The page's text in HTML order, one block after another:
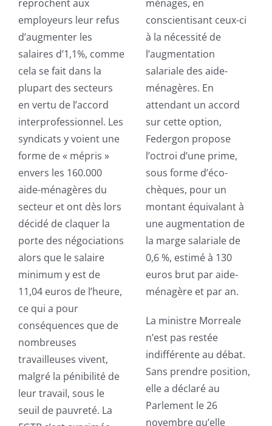
reprochent aux
employeurs leur refus
d’augmenter les
salaires d’1,1%, comme
cela se fait dans la
plupart des secteurs
en vertu de l’accord
interprofessionnel. Les
syndicats y voient une
forme de « mépris »
envers les 160.000
aide-ménagères du
secteur et ont dès lors
décidé de claquer la
porte des négociations
alors que le salaire
minimum y est de
11,04 euros de l’heure,
ce qui a pour
conséquences que de
nombreuses
travailleuses vivent,
malgré la pénibilité de
leur travail, sous le
seuil de pauvreté. La
ménages, en
conscientisant ceux-ci
à la nécessité de
l’augmentation
salariale des aide-
ménagères. En
attendant un accord
sur cette option,
Federgon propose
l’octroi d’une prime,
sous forme d’éco-
chèques, pour un
montant équivalant à
une augmentation de
la marge salariale de
0,6 %, estimé à 130
euros brut par aide-
ménagère et par an.
La ministre Morreale
n’est pas restée
indifférente au débat.
Sans prendre position,
elle a déclaré au
Parlement le 26
novembre qu’elle